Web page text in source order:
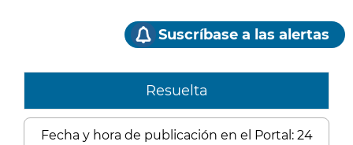
Suscríbase a las alertas
Resuelta
Fecha y hora de publicación en el Portal: 24